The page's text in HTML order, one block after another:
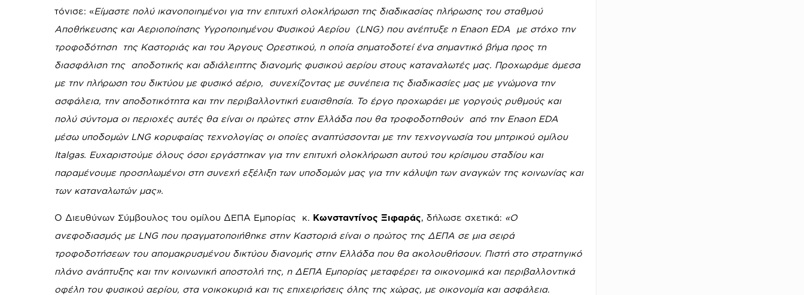
τόνισε: «Είμαστε πολύ ικανοποιημένοι για την επιτυχή ολοκλήρωση της διαδικασίας πλήρωσης του σταθμού
Αποθήκευσης και Αεριοποίησης Υγροποιημένου Φυσικού Αερίου
(LNG) που ανέπτυξε η Εnaon EDA με στόχο την
τροφοδότηση
της Καστοριάς και του Άργους Ορεστικού, η οποία σηματοδοτεί ένα σημαντικό βήμα προς τη
διασφάλιση της αποδοτικής και αδιάλειπτης διανομής φυσικού αερίου στους καταναλωτές μας. Προχωράμε άμεσα
με την πλήρωση του δικτύου με φυσικό αέριο, συνεχίζοντας με συνέπεια τις διαδικασίες μας με γνώμονα την
ασφάλεια, την αποδοτικότητα και την περιβαλλοντική ευαισθησία. Το έργο προχωράει με γοργούς ρυθμούς και
πολύ σύντομα οι περιοχές αυτές θα είναι οι πρώτες στην Ελλάδα που θα τροφοδοτηθούν από την Enaon EDA
μέσω υποδομών LNGκορυφαίας τεχνολογίας οι οποίες αναπτύσσονται με την τεχνογνωσία του μητρικού ομίλου
Italgas. Ευχαριστούμε όλους όσοι εργάστηκαν για την επιτυχή ολοκλήρωση αυτού του κρίσιμου σταδίου και
παραμένουμε προσηλωμένοι στη συνεχή εξέλιξη των υποδομών μας για την κάλυψη των αναγκών της κοινωνίας και
των καταναλωτών μας».
Ο Διευθύνων Σύμβουλος του ομίλου ΔΕΠΑ Εμπορίας κ. Κωνσταντίνος Ξιφαράς, δήλωσε σχετικά: «Ο
ανεφοδιασμός με LNGπου πραγματοποιήθηκε στην Καστοριά είναι ο πρώτος της ΔΕΠΑ σε μια σειρά
τροφοδοτήσεων του απομακρυσμένου δικτύου διανομής στην Ελλάδα που θα ακολουθήσουν. Πιστή στο στρατηγικό
πλάνο ανάπτυξης και την κοινωνική αποστολή της, η ΔΕΠΑ Εμπορίας μεταφέρει τα οικονομικά και περιβαλλοντικά
οφέλη του φυσικού αερίου, στα νοικοκυριά και τις επιχειρήσεις όλης της χώρας, με οικονομία και ασφάλεια.